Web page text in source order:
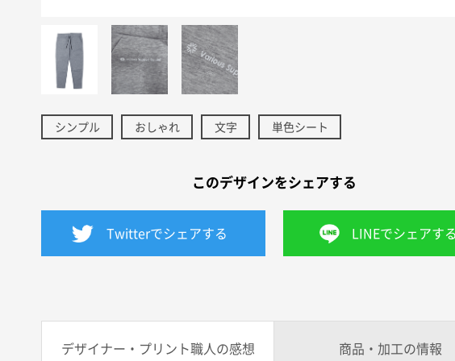
シンプル おしゃれ 文字 単色シート
このデザインをシェアする
Twitterでシェアする LINEでシェアす
デザイナー・プリント職人の感想 商品・加工の情報